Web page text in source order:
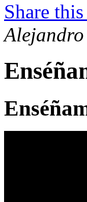
Share